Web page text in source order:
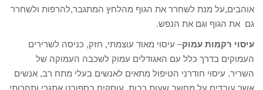
אוהבים,על מנת לשחרר את הגוף מהלחץ המתגבר,להרפות ולשחרר
גם את הגוף וגם את הנפש.
עיסוי רקמות עמוק– עיסוי מאוד עוצמתי, חזק, כניסה לשרירים
העמוקים בדרך כלל עם האגודלים עמוק לשכבה העמוקה של
השריר. עיסוי חודרני הטיפול מתאים לאנשים בעלי מתח רב, אנשים
אשר עובדים על מחשב שעות רבות, עוסקים בספורט אתגרי ותחרותי